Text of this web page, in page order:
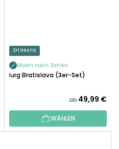
2+1 GRATIS
Malen nach Zahlen
Burg Bratislava (3er-Set)
ab 49,99 €
WÄHLEN